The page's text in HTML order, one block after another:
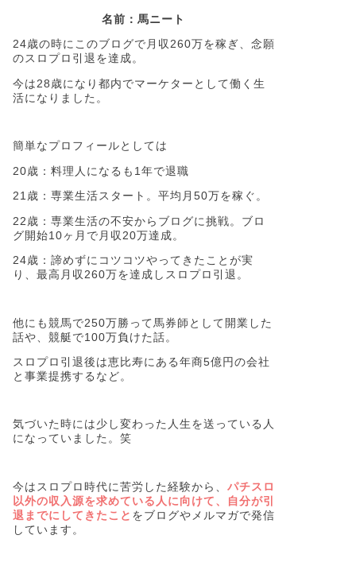
名前：馬ニート
24歳の時にこのブログで月収260万を稼ぎ、念願
のスロプロ引退を達成。
今は28歳になり都内でマーケターとして働く生
活になりました。
簡単なプロフィールとしては
20歳：料理人になるも1年で退職
21歳：専業生活スタート。平均月50万を稼ぐ。
22歳：専業生活の不安からブログに挑戦。ブロ
グ開始10ヶ月で月収20万達成。
24歳：諦めずにコツコツやってきたことが実
り、最高月収260万を達成しスロプロ引退。
他にも競馬で250万勝って馬券師として開業した
話や、競艇で100万負けた話。
スロプロ引退後は恵比寿にある年商5億円の会社
と事業提携するなど。
気づいた時には少し変わった人生を送っている人
になっていました。笑
今はスロプロ時代に苦労した経験から、 パチスロ
以外の収入源を求めている人に向けて、自分が引
退までにしてきたこと をブログやメルマガで発信
しています。